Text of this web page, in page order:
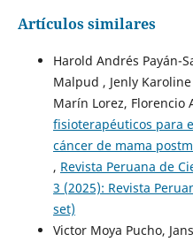
Artículos similares
Harold Andrés Payán-
Malpud , Jenly
Marín Lorez, Florencio
fisioterapéuticos para
cáncer de mama
, Revista Peruana de
3 (2025): Revista
set)
Victor Moya Pucho,